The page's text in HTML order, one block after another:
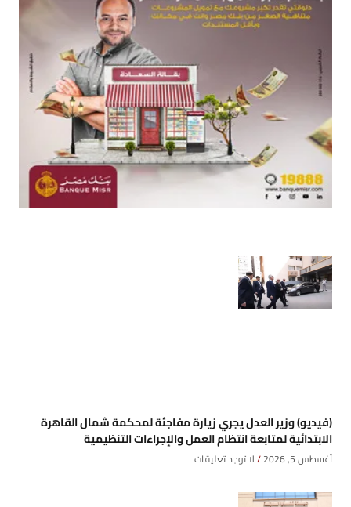
(فيديو) وزير العدل يجري زيارة مفاجئة لمحكمة شمال القاهرة
الابتدائية لمتابعة انتظام العمل والإجراءات التنظيمية
أغسطس 5, 2026 لا توجد تعليقات